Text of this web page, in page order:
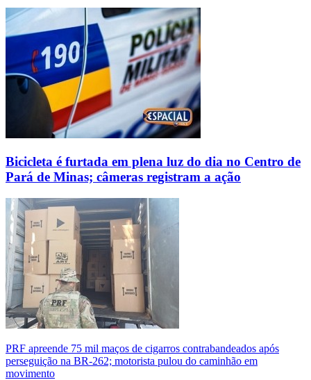
Bicicleta é furtada em plena luz do dia no Centro de
Pará de Minas; câmeras registram a ação
PRF apreende 75 mil maços de cigarros contrabandeados após
perseguição na BR-262; motorista pulou do caminhão em
movimento